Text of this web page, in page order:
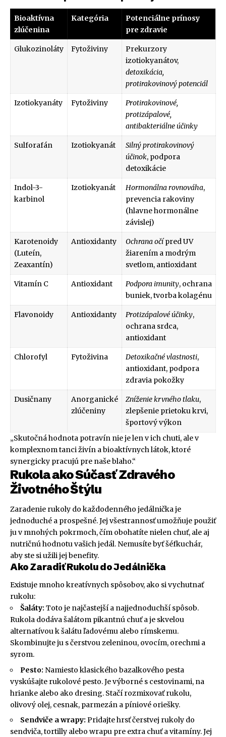
Bioaktívna
zlúčenina
Kategória
Potenciálne prínosy
pre zdravie
Glukozinoláty Fytoživiny
Prekurzory
izotiokyanátov,
detoxikácia,
protirakovinový potenciál
Izotiokyanáty Fytoživiny
Protirakovinové,
protizápalové,
antibakteriálne účinky
Sulforafán Izotiokyanát
Silný protirakovinový
účinok, podpora
detoxikácie
Indol-3-
karbinol
Izotiokyanát Hormonálna rovnováha,
prevencia rakoviny
(hlavne hormonálne
závislej)
Karotenoidy
(Luteín,
Zeaxantín)
Antioxidanty Ochrana očípred UV
žiarením a modrým
svetlom, antioxidant
Vitamín C Antioxidant Podpora imunity, ochrana
buniek, tvorba kolagénu
Flavonoidy Antioxidanty Protizápalové účinky,
ochrana srdca,
antioxidant
Chlorofyl Fytoživina Detoxikačné vlastnosti,
antioxidant, podpora
zdravia pokožky
Dusičnany
Anorganické
zlúčeniny
Zníženie krvného tlaku,
zlepšenie prietoku krvi,
športový výkon
„Skutočná hodnota potravín nie je len v ich chuti, ale v
komplexnom tanci živín a bioaktívnych látok, ktoré
synergicky pracujú pre naše blaho.“
Rukola ako Súčasť Zdravého
Životného Štýlu
Zaradenie rukoly do každodenného jedálnička je
jednoduché a prospešné. Jej všestrannosť umožňuje použiť
ju v mnohých pokrmoch, čím obohatíte nielen chuť, ale aj
nutričnú hodnotu vašich jedál. Nemusíte byť šéfkuchár,
aby ste si užili jej benefity.
Ako Zaradiť Rukolu do Jedálnička
Existuje mnoho kreatívnych spôsobov, ako si vychutnať
rukolu:
Šaláty: Toto je najčastejší a najjednoduchší spôsob.
Rukola dodáva šalátom pikantnú chuť a je skvelou
alternatívou k šalátu ľadovému alebo rímskemu.
Skombinujte ju s čerstvou zeleninou, ovocím, orechmi a
syrom.
Pesto: Namiesto klasického bazalkového pesta
vyskúšajte rukolové pesto. Je výborné s cestovinami, na
hrianke alebo ako dresing. Stačí rozmixovať rukolu,
olivový olej, cesnak, parmezán a píniové oriešky.
Sendviče a wrapy: Pridajte hrsť čerstvej rukoly do
sendviča, tortilly alebo wrapu pre extra chuť a vitamíny. Jej